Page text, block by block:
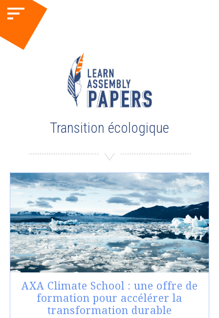
Transition écologique
AXA Climate School : une offre de
formation pour accélérer la
transformation durable